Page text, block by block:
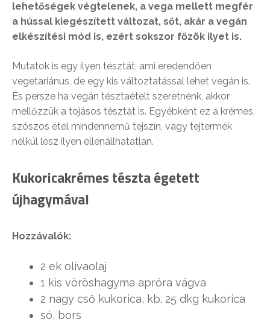
lehetőségek végtelenek, a vega mellett megfér
a hússal kiegészített változat, sőt, akár a vegán
elkészítési mód is, ezért sokszor főzök ilyet is.
Mutatok is egy ilyen tésztát, ami eredendően
vegetariánus, de egy kis változtatással lehet vegán is.
És persze ha vegán tésztaételt szeretnénk, akkor
mellőzzük a tojásos tésztát is. Egyébként ez a krémes,
szószos étel mindennemű tejszín, vagy tejtermék
nélkül lesz ilyen ellenállhatatlan.
Kukoricakrémes tészta égetett
újhagymával
Hozzávalók:
2 ek olívaolaj
1 kis vöröshagyma apróra vágva
2 nagy cső kukorica, kb. 25 dkg kukorica
só, bors